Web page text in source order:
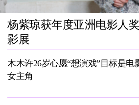
杨紫琼获年度亚洲电影人
影展
木木许26岁心愿“想演戏”目标是电
女主角